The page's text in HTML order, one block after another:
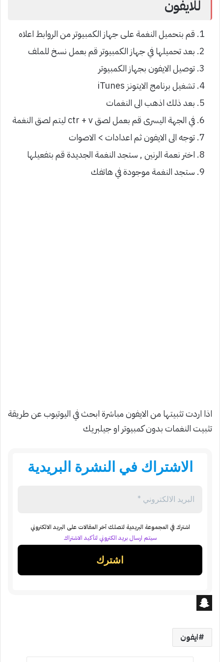
للايفون
قم بتحميل النغمة على جهاز الكمبيوتر من الروابط اعلاه
بعد تحميلها في جهاز الكمبيوتر قم بعمل نسخ للملف
توصيل الايفون بجهاز الكمبيوتر
تشغيل برنامج الايتونز iTunes
بعد ذلك اذهب الى النغمات
في الجهة اليسرى قم بعمل لصق ctr + v ليتم لصق النغمة
توجه الى الايفون ثم اعدادات > الاصوات
اختر نعمة الرنين , ستجد النغمة الجديدة قم بتفعيلها
ستجد النغمة موجودة في هاتفك
اذا اردت تثبيتها من الايفون مباشرة ابحث في اليوتيوب عن طريقة
تثبيت النغمات بدون كمبيوتر او جيلبريك
الاشتراك في النشرة البريدية
اشترك في المجموعة البريدية لتصلك آخر المقالات على البريد الالكتروني
سيتم ارسال بريد الكتروني لتأكيد الاشتراك
a
ايفون